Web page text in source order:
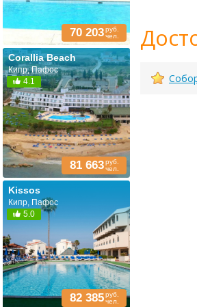
70 203руб.
чел.
Corallia Beach
Кипр, Пафос
4.1
81 663руб.
чел.
Kissos
Кипр, Пафос
5.0
82 385руб.
чел.